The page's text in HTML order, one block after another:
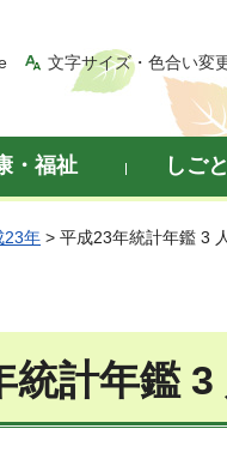
文字サイズ・色合い変
・福祉 しご
23年 > 平成23年統計年鑑 3
統計年鑑 3